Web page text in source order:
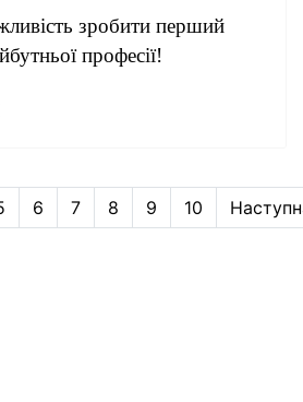
зробити перший
професії!
6 7 8 9 10